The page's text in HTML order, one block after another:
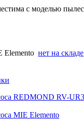
с моделью
Elemento нет на складе
REDMOND RV-
MIE Elemento